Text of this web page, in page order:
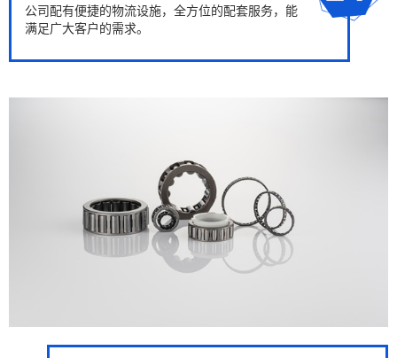
公司配有便捷的物流设施，全方位的配套服务，能
满足广大客户的需求。